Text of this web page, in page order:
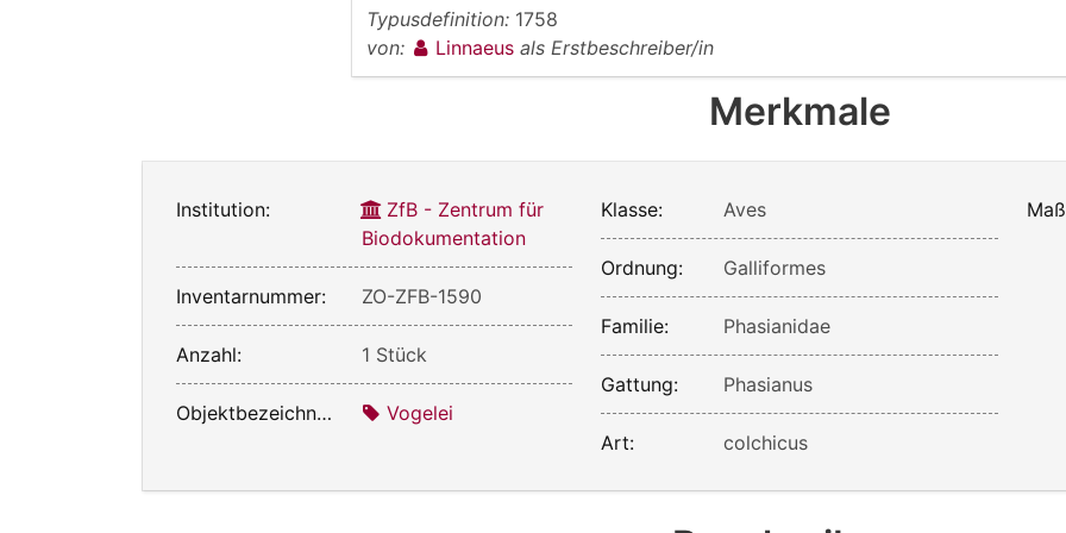
Typusdefinition: 1758
von:
Linnaeus als Erstbeschreiber/in
Merkmale
Institution:
ZfB - Zentrum für
Biodokumentation
Inventarnummer: ZO-ZFB-1590
Anzahl: 1 Stück
Objektbezeichnung: Vogelei
Klasse: Aves
Ordnung: Galliformes
Familie: Phasianidae
Gattung: Phasianus
Art: colchicus